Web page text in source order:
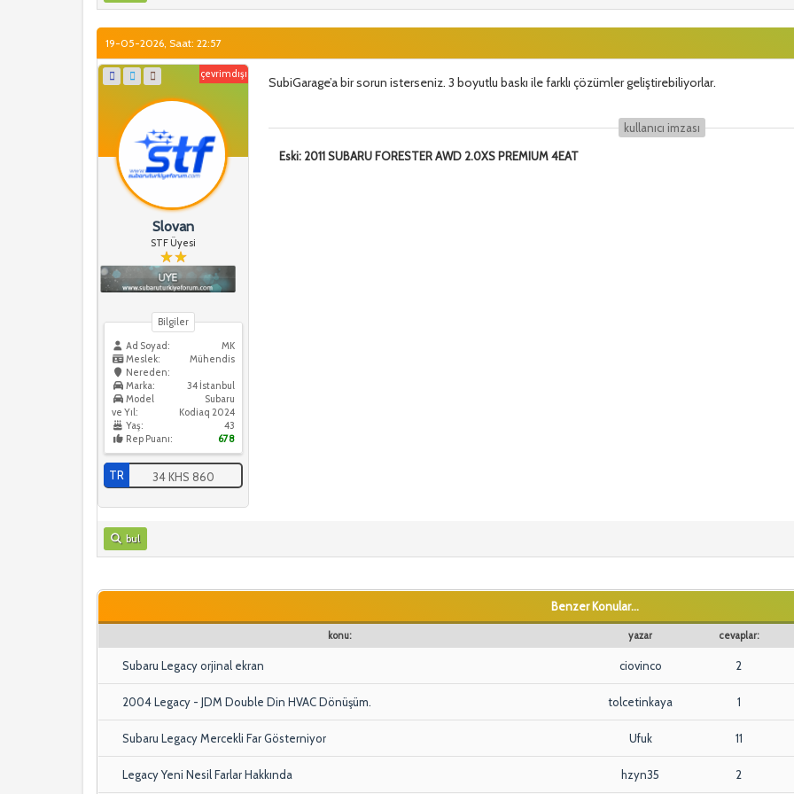
19-05-2026, Saat: 22:57
çevrimdışı
Slovan
STF Üyesi
Bilgiler
Ad Soyad:
MK
Meslek:
Mühendis
Nereden:
34 İstanbul
Marka:
Subaru
Model
ve Yıl:
Kodiaq 2024
Yaş:
43
Rep Puanı:
678
TR 34 KHS 860
SubiGarage’a bir sorun isterseniz. 3 boyutlu baskı ile farklı çözümler geliştirebiliyorlar.
kullanıcı i̇mzası
Eski: 2011 SUBARU FORESTER AWD 2.0XS PREMIUM 4EAT
bul
Benzer Konular...
konu: yazar cevaplar:
Subaru Legacy orjinal ekran ciovinco 2
2004 Legacy - JDM Double Din HVAC Dönüşüm. tolcetinkaya 1
Subaru Legacy Mercekli Far Gösterniyor Ufuk 11
Legacy Yeni Nesil Farlar Hakkında hzyn35 2